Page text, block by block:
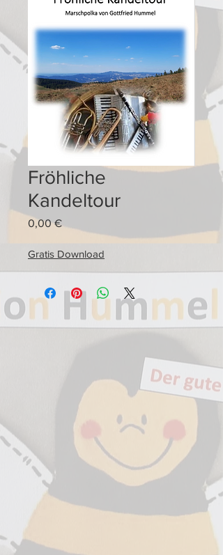
Fröhliche
Kandeltour
0,00 €Preis
Gratis Download